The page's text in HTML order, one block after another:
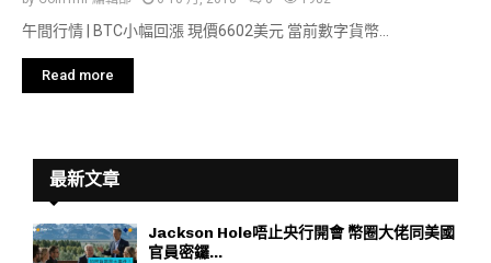
午間行情 | BTC小幅回漲 現價6602美元 當前數字貨幣...
Read more
最新文章
Jackson Hole唔止央行開會 幣圈大佬同美國
官員密鑼...